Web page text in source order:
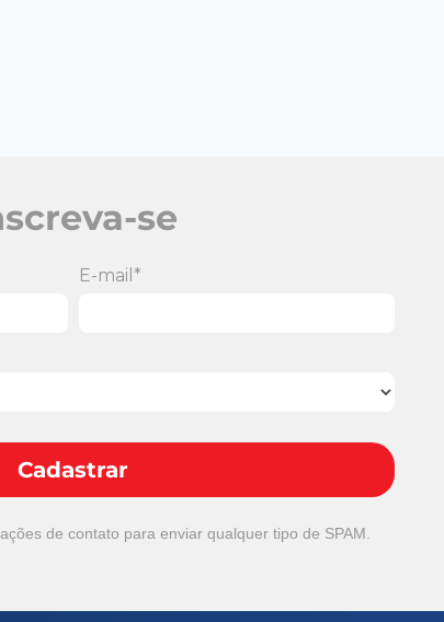
se
E-mail*
Cadastrar
de contato para enviar qualquer tipo de SPAM.